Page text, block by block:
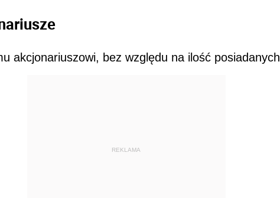
akcjonariuszowi, bez względu na ilość posiadanych
REKLAMA